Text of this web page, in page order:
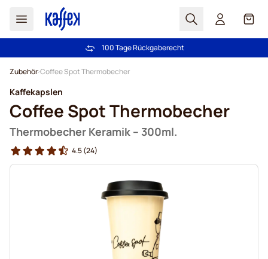
Suchen Cart
Kostenlos Lieferung über € 49
100 Tage Rückgaberecht
Zubehör Coffee Spot Thermobecher
Kaffekapslen
Coffee Spot Thermobecher
Thermobecher Keramik – 300ml.
4.5(24)